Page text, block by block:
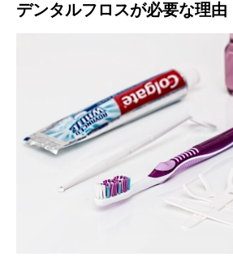
デンタルフロスが必要な理由